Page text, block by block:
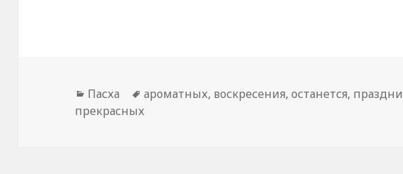
Рубрики
Пасха Метки
ароматных, воскресения,останется,
прекрасных